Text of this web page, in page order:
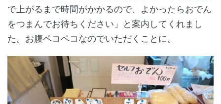
で上がるまで時間がかかるので、よかったらおでん
をつまんでお待ちください」と案内してくれまし
た。お腹ペコペコなのでいただくことに。